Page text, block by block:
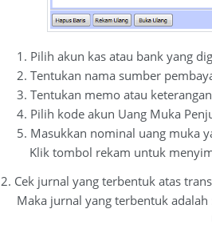
1. Pilih akun kas atau bank yang
2. Tentukan nama sumber
3. Tentukan memo atau
4. Pilih kode akun Uang Muka
5. Masukkan nominal uang muka
Klik tombol rekam untuk
2. Cek jurnal yang terbentuk atas
Maka jurnal yang terbentuk adalah :
Uang Muka